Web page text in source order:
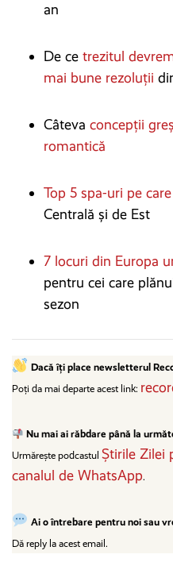
an
De ce trezitul
mai bune rezoluții
Câteva concepții
romantică
Top 5 spa-uri pe
Centrală și de Est
7 locuri din Europa
pentru cei care
sezon
Dacă îți place newsletterul
Poți da mai departe acest link:
Nu mai ai răbdare până la
Urmărește podcastul Știrile Zilei
canalul de WhatsApp.
Ai o întrebare pentru noi sau
Dă reply la acest email.